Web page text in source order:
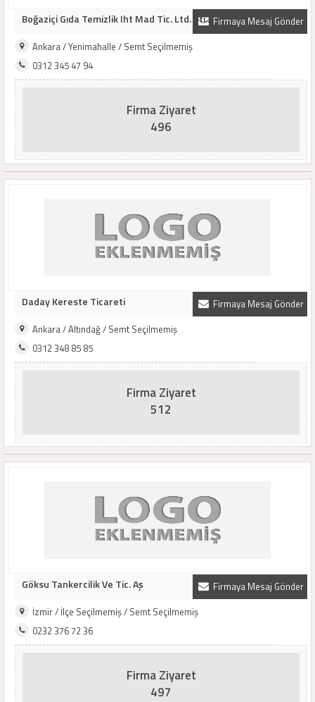
Firmaya Mesaj Gönder
Boğaziçi Gıda Temizlik Iht Mad Tic. Ltd. Şti...
Ankara / Yenimahalle / Semt Seçilmemiş
0312 345 47 94
Firma Ziyaret
496
Firmaya Mesaj Gönder
Daday Kereste Ticareti
Ankara / Altındağ / Semt Seçilmemiş
0312 348 85 85
Firma Ziyaret
512
Firmaya Mesaj Gönder
Göksu Tankercilik Ve Tic. Aş
İzmir / İlçe Seçilmemiş / Semt Seçilmemiş
0232 376 72 36
Firma Ziyaret
497